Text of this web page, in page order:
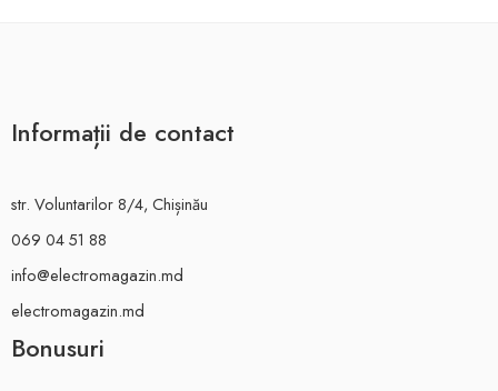
Informații de contact
str. Voluntarilor 8/4, Chișinău
069 04 51 88
info@electromagazin.md
electromagazin.md
Bonusuri